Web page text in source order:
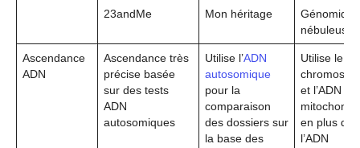
23andMe Mon héritage
nébuleuses
Ascendance
ADN
Ascendance très
précise basée
sur des tests
ADN
autosomiques
Utilise l’ADN
autosomique
pour la
comparaison
des dossiers sur
la base des
Utilise le
et l’ADN
en plus de
l’ADN